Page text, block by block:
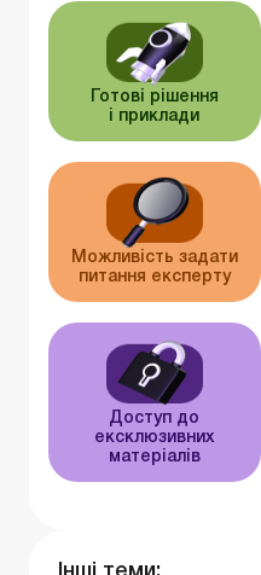
Готові рішення
і приклади
Можливість задати
питання експерту
Доступ до
ексклюзивних
матеріалів